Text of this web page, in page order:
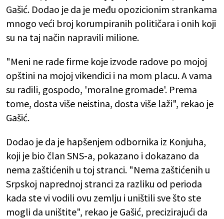
Gašić. Dodao je da je među opozicionim strankama
mnogo veći broj korumpiranih političara i onih koji
su na taj način napravili milione.
"Meni ne rade firme koje izvode radove po mojoj
opštini na mojoj vikendici i na mom placu. A vama
su radili, gospodo, 'moralne gromade'. Prema
tome, dosta više neistina, dosta više laži", rekao je
Gašić.
Dodao je da je hapšenjem odbornika iz Konjuha,
koji je bio član SNS-a, pokazano i dokazano da
nema zaštićenih u toj stranci. "Nema zaštićenih u
Srpskoj naprednoj stranci za razliku od perioda
kada ste vi vodili ovu zemlju i uništili sve što ste
mogli da uništite", rekao je Gašić, precizirajući da